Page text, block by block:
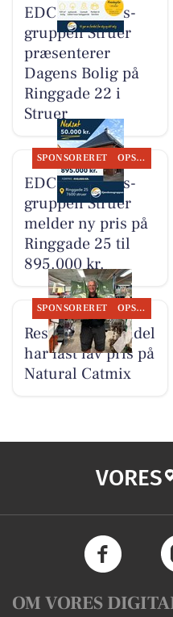
EDC Ejen­doms­
grup­pen Struer
præsenterer
Dagens Bolig på
Ringgade 22 i
Struer
SPONSORERET OPSLAGSTAVLEN
EDC Ejen­doms­
grup­pen Struer
melder ny pris på
Ringgade 25 til
895.000 kr.
SPONSORERET OPSLAGSTAVLEN
Resen Landhandel
har fast lav pris på
Natural Catmix
VORES
OM VORES